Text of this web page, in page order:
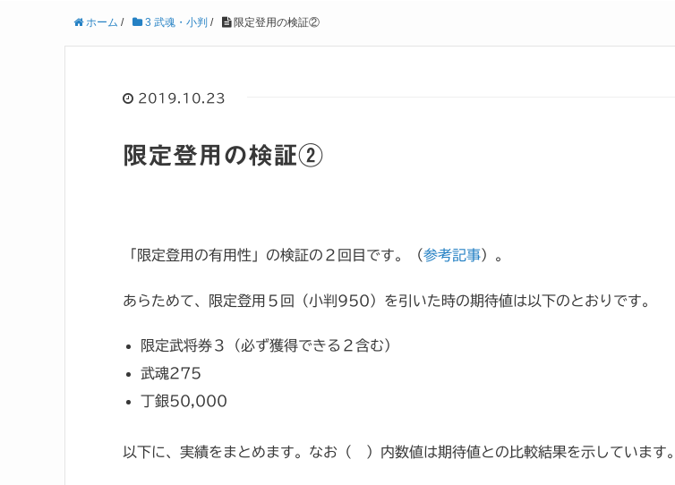
ホーム / 3 武魂・小判 / 限定登用の検証②
2019.10.23
限定登用の検証②
「限定登用の有用性」の検証の２回目です。（参考記事）。
あらためて、限定登用５回（小判950）を引いた時の期待値は以下のとおりです。
限定武将券３（必ず獲得できる２含む）
武魂275
丁銀50,000
以下に、実績をまとめます。なお（ ）内数値は期待値との比較結果を示しています。